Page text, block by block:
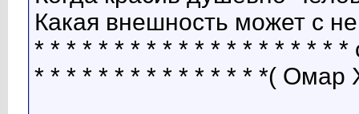
Какая внешность может с
* * * * * * * * * * * * * * * * * * * *
* * * * * * * * * * * * * * *( Омар